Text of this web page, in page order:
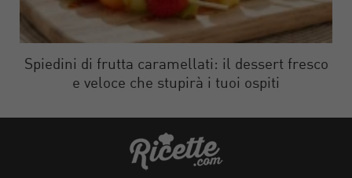
Spiedini di frutta caramellati: il dessert fresco
e veloce che stupirà i tuoi ospiti